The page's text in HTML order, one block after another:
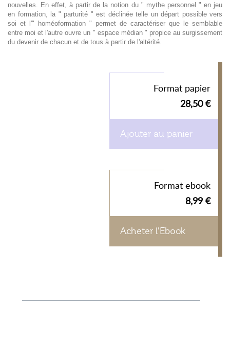
nouvelles. En effet, à partir de la notion du " mythe personnel " en jeu
en formation, la " parturité " est déclinée telle un départ possible vers
soi et l'" homéoformation " permet de caractériser que le semblable
entre moi et l'autre ouvre un " espace médian " propice au surgissement
du devenir de chacun et de tous à partir de l'altérité.
Format papier
28,50 €
Ajouter au panier
Format ebook
8,99 €
Acheter l'Ebook